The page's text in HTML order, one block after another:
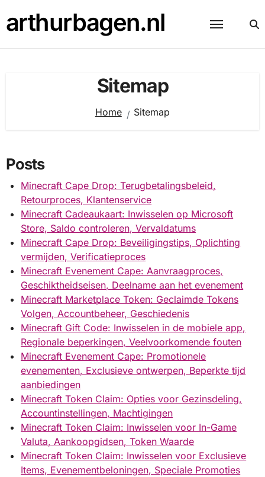
to
content
arthurbagen.nl
Sitemap
Home Sitemap
Posts
Minecraft Cape Drop: Terugbetalingsbeleid,
Retourproces, Klantenservice
Minecraft Cadeaukaart: Inwisselen op Microsoft
Store, Saldo controleren, Vervaldatums
Minecraft Cape Drop: Beveiligingstips, Oplichting
vermijden, Verificatieproces
Minecraft Evenement Cape: Aanvraagproces,
Geschiktheidseisen, Deelname aan het evenement
Minecraft Marketplace Token: Geclaimde Tokens
Volgen, Accountbeheer, Geschiedenis
Minecraft Gift Code: Inwisselen in de mobiele app,
Regionale beperkingen, Veelvoorkomende fouten
Minecraft Evenement Cape: Promotionele
evenementen, Exclusieve ontwerpen, Beperkte tijd
aanbiedingen
Minecraft Token Claim: Opties voor Gezinsdeling,
Accountinstellingen, Machtigingen
Minecraft Token Claim: Inwisselen voor In-Game
Valuta, Aankoopgidsen, Token Waarde
Minecraft Token Claim: Inwisselen voor Exclusieve
Items, Evenementbeloningen, Speciale Promoties